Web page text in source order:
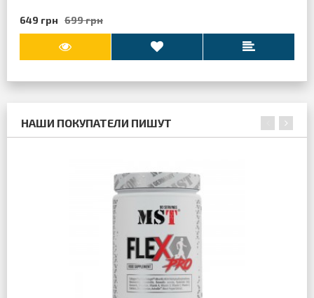
649 грн 699 грн
НАШИ ПОКУПАТЕЛИ ПИШУТ